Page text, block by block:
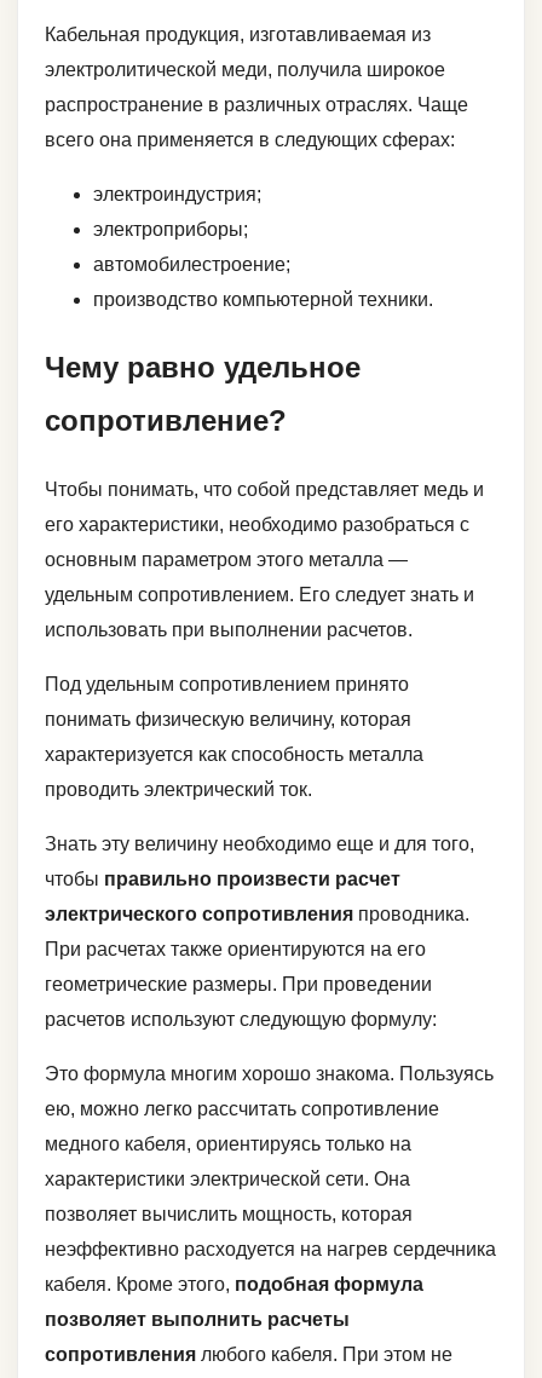
Кабельная продукция, изготавливаемая из
электролитической меди, получила широкое
распространение в различных отраслях. Чаще
всего она применяется в следующих сферах:
электроиндустрия;
электроприборы;
автомобилестроение;
производство компьютерной техники.
Чему равно удельное
сопротивление?
Чтобы понимать, что собой представляет медь и
его характеристики, необходимо разобраться с
основным параметром этого металла —
удельным сопротивлением. Его следует знать и
использовать при выполнении расчетов.
Под удельным сопротивлением принято
понимать физическую величину, которая
характеризуется как способность металла
проводить электрический ток.
Знать эту величину необходимо еще и для того,
чтобы правильно произвести расчет
электрического сопротивления проводника.
При расчетах также ориентируются на его
геометрические размеры. При проведении
расчетов используют следующую формулу:
Это формула многим хорошо знакома. Пользуясь
ею, можно легко рассчитать сопротивление
медного кабеля, ориентируясь только на
характеристики электрической сети. Она
позволяет вычислить мощность, которая
неэффективно расходуется на нагрев сердечника
кабеля. Кроме этого, подобная формула
позволяет выполнить расчеты
сопротивления любого кабеля. При этом не